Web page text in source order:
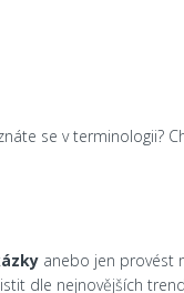
se v terminologii?
anebo jen provést
dle nejnovějších